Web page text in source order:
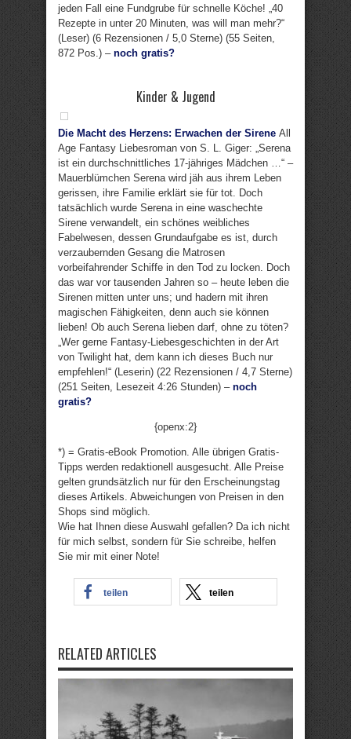
jeden Fall eine Fundgrube für schnelle Köche! „40
Rezepte in unter 20 Minuten, was will man mehr?“
(Leser) (6 Rezensionen / 5,0 Sterne) (55 Seiten,
872 Pos.) – noch gratis?
Kinder & Jugend
Die Macht des Herzens: Erwachen der Sirene All
Age Fantasy Liebesroman von S. L. Giger: „Serena
ist ein durchschnittliches 17-jähriges Mädchen …“ –
Mauerblümchen Serena wird jäh aus ihrem Leben
gerissen, ihre Familie erklärt sie für tot. Doch
tatsächlich wurde Serena in eine waschechte
Sirene verwandelt, ein schönes weibliches
Fabelwesen, dessen Grundaufgabe es ist, durch
verzaubernden Gesang die Matrosen
vorbeifahrender Schiffe in den Tod zu locken. Doch
das war vor tausenden Jahren so – heute leben die
Sirenen mitten unter uns; und hadern mit ihren
magischen Fähigkeiten, denn auch sie können
lieben! Ob auch Serena lieben darf, ohne zu töten?
„Wer gerne Fantasy-Liebesgeschichten in der Art
von Twilight hat, dem kann ich dieses Buch nur
empfehlen!“ (Leserin) (22 Rezensionen / 4,7 Sterne)
(251 Seiten, Lesezeit 4:26 Stunden) – noch
gratis?
{openx:2}
*) = Gratis-eBook Promotion. Alle übrigen Gratis-
Tipps werden redaktionell ausgesucht. Alle Preise
gelten grundsätzlich nur für den Erscheinungstag
dieses Artikels. Abweichungen von Preisen in den
Shops sind möglich.
Wie hat Ihnen diese Auswahl gefallen? Da ich nicht
für mich selbst, sondern für Sie schreibe, helfen
Sie mir mit einer Note!
teilen teilen
RELATED ARTICLES